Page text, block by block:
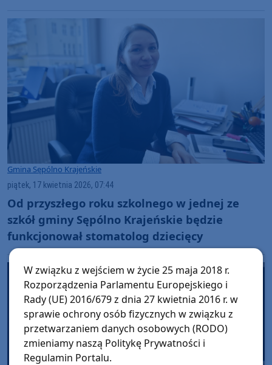
Gmina Sępólno Krajeńskie
piątek, 17 kwietnia 2026, 07:44
Od przyszłego roku szkolnego w jednej ze
szkół gminy Sępólno Krajeńskie będzie
funkcjonował stomatolog dziecięcy
W związku z wejściem w życie 25 maja 2018 r.
Rozporządzenia Parlamentu Europejskiego i
Rady (UE) 2016/679 z dnia 27 kwietnia 2016 r. w
sprawie ochrony osób fizycznych w związku z
przetwarzaniem danych osobowych (RODO)
zmieniamy naszą Politykę Prywatności i
Regulamin Portalu.